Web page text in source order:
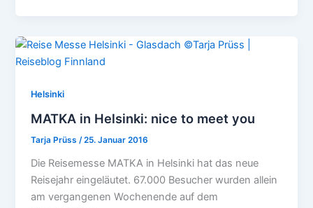
Helsinki
MATKA in Helsinki: nice to meet you
Tarja Prüss/25. Januar 2016
Die Reisemesse MATKA in Helsinki hat das neue
Reisejahr eingeläutet. 67.000 Besucher wurden allein
am vergangenen Wochenende auf dem